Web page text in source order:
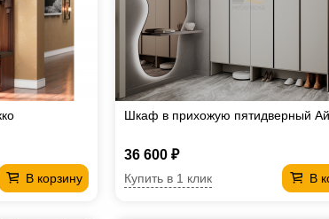
В корзину
Шкаф в прихожую пятидверный
36 600 ₽
В
Купить в 1 клик